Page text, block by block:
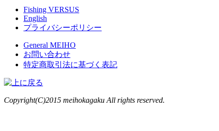
Fishing VERSUS
English
プライバシーポリシー
General MEIHO
お問い合わせ
特定商取引法に基づく表記
Copyright(C)2015 meihokagaku All rights reserved.